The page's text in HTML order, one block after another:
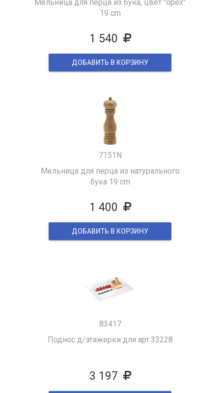
Мельница для перца из бука, цвет "орех"
19 cm
1 540
ДОБАВИТЬ В КОРЗИНУ
7151N
Мельница для перца из натурального
бука 19 cm
1 400
ДОБАВИТЬ В КОРЗИНУ
83417
Поднос д/этажерки для арт.33228
3 197